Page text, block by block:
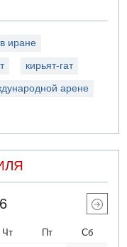
иране
кирьят-гат
арене
Чт Пт Сб